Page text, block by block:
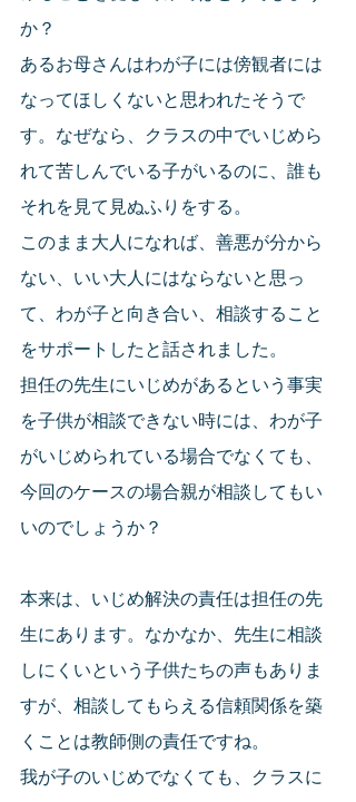
か？
あるお母さんはわが子には傍観者には
なってほしくないと思われたそうで
す。なぜなら、クラスの中でいじめら
れて苦しんでいる子がいるのに、誰も
それを見て見ぬふりをする。
このまま大人になれば、善悪が分から
ない、いい大人にはならないと思っ
て、わが子と向き合い、相談すること
をサポートしたと話されました。
担任の先生にいじめがあるという事実
を子供が相談できない時には、わが子
がいじめられている場合でなくても、
今回のケースの場合親が相談してもい
いのでしょうか？
本来は、いじめ解決の責任は担任の先
生にあります。なかなか、先生に相談
しにくいという子供たちの声もありま
すが、相談してもらえる信頼関係を築
くことは教師側の責任ですね。
我が子のいじめでなくても、クラスに